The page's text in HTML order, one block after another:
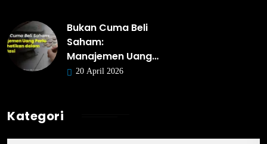
Bukan Cuma Beli
Saham:
Manajemen Uang…
20 April 2026
Kategori